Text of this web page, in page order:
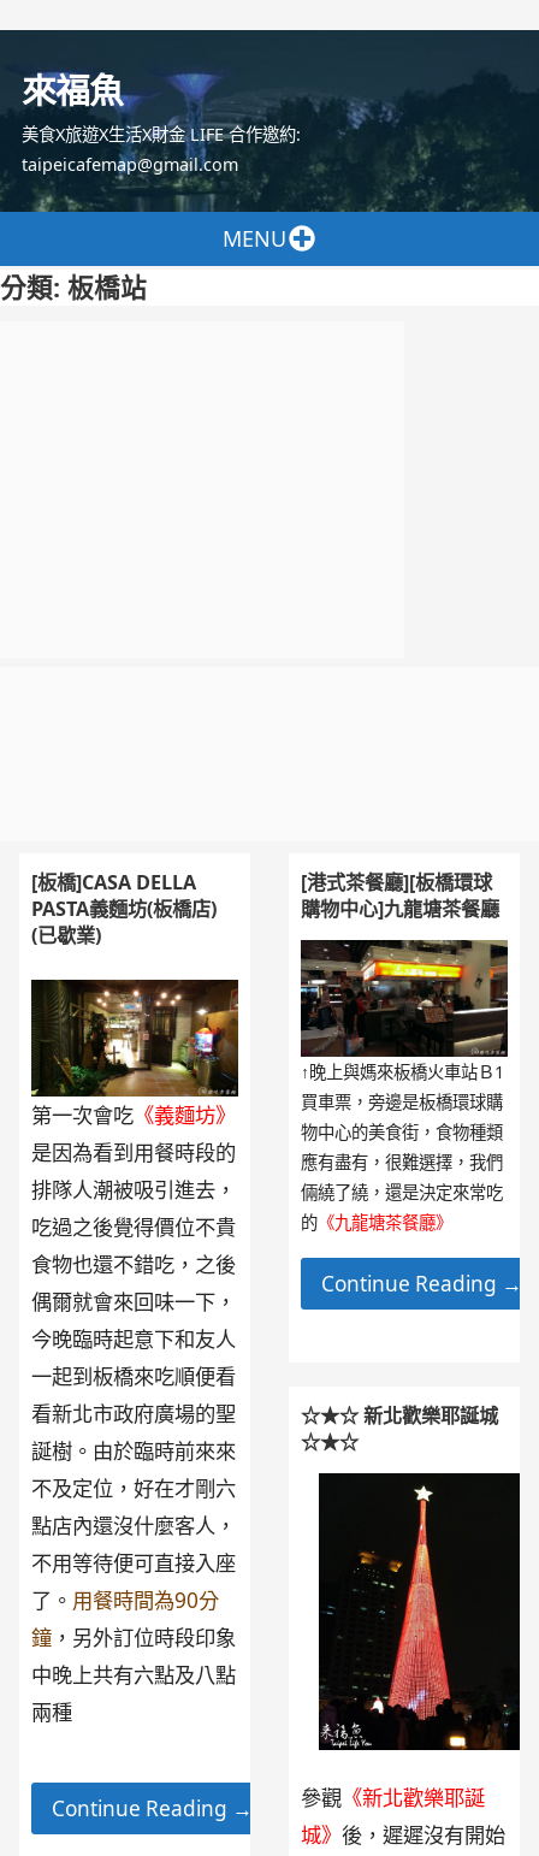
容
來福魚
美食X旅遊X生活X財金 LIFE 合作邀約:
taipeicafemap@gmail.com
MENU
分類: 板橋站
[港式茶餐廳][板橋環球
購物中心]九龍塘茶餐廳
↑晚上與媽來板橋火車站Ｂ1
買車票，旁邊是板橋環球購
物中心的美食街，食物種類
應有盡有，很難選擇，我們
倆繞了繞，還是決定來常吃
的 《九龍塘茶餐廳》
Continue Reading →
[板橋]CASA DELLA
PASTA義麵坊(板橋店)
(已歇業)
第一次會吃 《義麵坊》
是因為看到用餐時段的
排隊人潮被吸引進去，
吃過之後覺得價位不貴
食物也還不錯吃，之後
偶爾就會來回味一下，
今晚臨時起意下和友人
一起到板橋來吃順便看
看新北市政府廣場的聖
誕樹。由於臨時前來來
不及定位，好在才剛六
點店內還沒什麼客人，
不用等待便可直接入座
了。 用餐時間為90分
鐘 ，另外訂位時段印象
中晚上共有六點及八點
兩種
Continue Reading →
☆★☆ 新北歡樂耶誕城
☆★☆
參觀 《新北歡樂耶誕
城》後，遲遲沒有開始